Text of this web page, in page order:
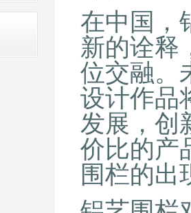
在中国，
新的诠释
位交融。
设计作品
发展，创
价比的产
围栏的出